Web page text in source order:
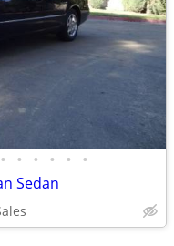
• • • • • •
Sedan